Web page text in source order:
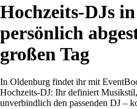
Hochzeits-DJs
persönlich
großen Tag
In Oldenburg findet ihr mit
Hochzeits-DJ: Ihr definiert
unverbindlich den passenden DJ –